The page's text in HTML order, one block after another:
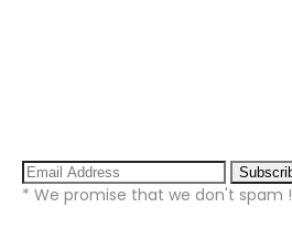
* We promise that we don't spam !